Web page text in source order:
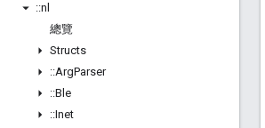
::nl
總覽
Structs
::ArgParser
::Ble
::Inet